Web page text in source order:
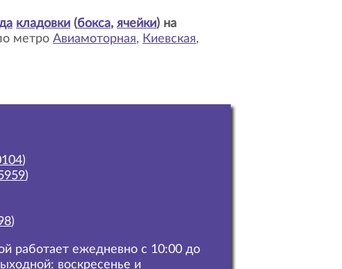
кладовки (бокса, ячейки) на
метро Авиамоторная, Киевская,
)
)
)
работает ежедневно с 10:00 до
воскресенье и